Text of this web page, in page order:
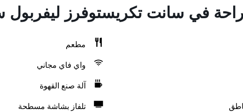
في سانت تكريستوفرز
مطعم
واي فاي مجاني
آلة صنع القهوة
تلفاز بشاشة مسطحة